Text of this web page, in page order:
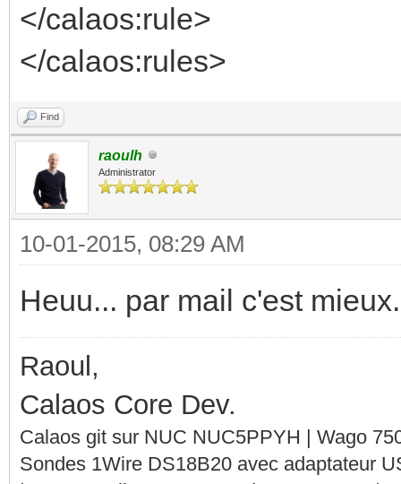
</calaos:rule>
</calaos:rules>
Find
raoulh
Administrator
10-01-2015, 08:29 AM
Heuu... par mail c'est
Raoul,
Calaos Core Dev.
Calaos git sur NUC NUC5PPYH | Wago
Sondes 1Wire DS18B20 avec adaptateur